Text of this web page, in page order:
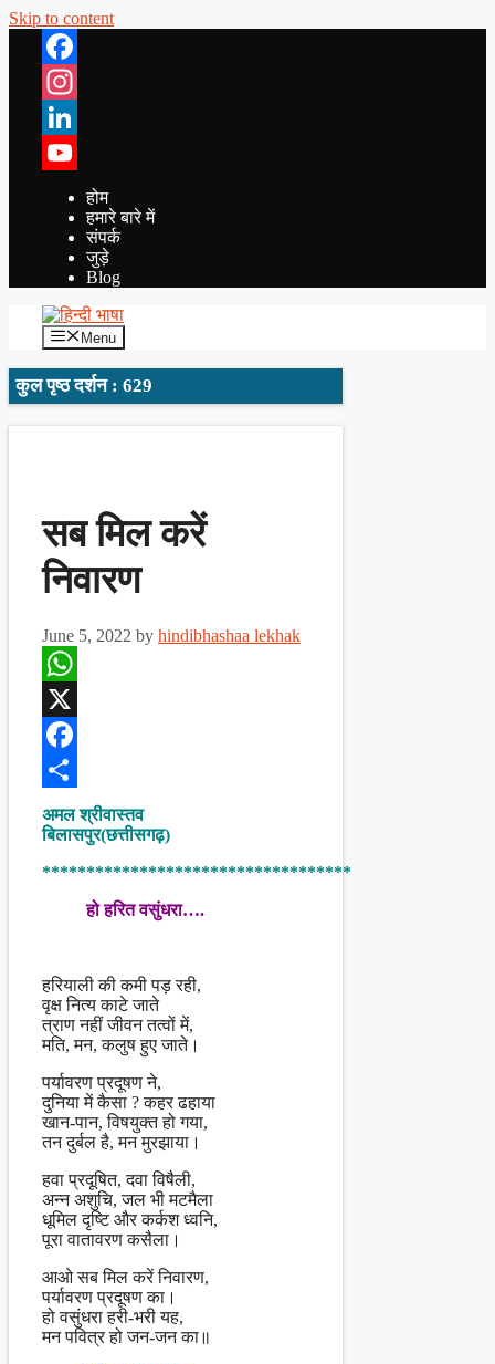
Skip to content
Facebook
Instagram
LinkedIn
YouTube
होम
हमारे बारे में
संपर्क
जुड़े
Blog
Menu
कुल पृष्ठ दर्शन : 629
सब मिल करें
निवारण
June 5, 2022 by hindibhashaa lekhak
WhatsApp
X
Facebook
Share
अमल श्रीवास्तव
बिलासपुर(छत्तीसगढ़)
***********************************
हो हरित वसुंधरा….
हरियाली की कमी पड़ रही,
वृक्ष नित्य काटे जाते
त्राण नहीं जीवन तत्वों में,
मति, मन, कलुष हुए जाते।
पर्यावरण प्रदूषण ने,
दुनिया में कैसा ? कहर ढहाया
खान-पान, विषयुक्त हो गया,
तन दुर्बल है, मन मुरझाया।
हवा प्रदूषित, दवा विषैली,
अन्न अशुचि, जल भी मटमैला
धूमिल दृष्टि और कर्कश ध्वनि,
पूरा वातावरण कसैला।
आओ सब मिल करें निवारण,
पर्यावरण प्रदूषण का।
हो वसुंधरा हरी-भरी यह,
मन पवित्र हो जन-जन का॥